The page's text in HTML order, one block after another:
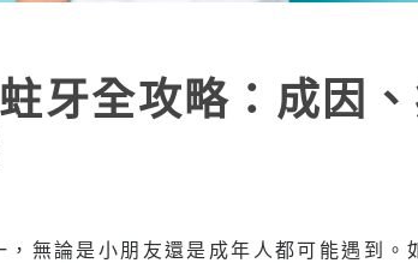
牙全攻略：成因
無論是小朋友還是成年人都可能遇到。